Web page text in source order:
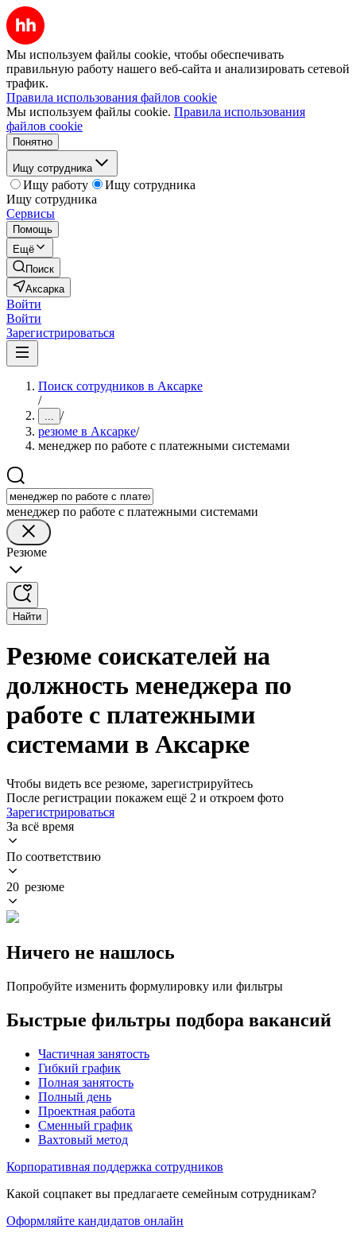
Мы используем файлы cookie, чтобы обеспечивать
правильную работу нашего веб-сайта и анализировать сетевой
трафик.
Правила использования файлов cookie
Мы используем файлы cookie. Правила использования
файлов cookie
Понятно
Ищу сотрудника
Ищу работу
Ищу сотрудника
Ищу сотрудника
Сервисы
Помощь
Ещё
Поиск
Аксарка
Войти
Войти
Зарегистрироваться
Поиск сотрудников в Аксарке
/
... /
резюме в Аксарке/
менеджер по работе с платежными системами
менеджер по работе с платежными системами
Резюме
Найти
Резюме соискателей на
должность менеджера по
работе с платежными
системами в Аксарке
Чтобы видеть все резюме, зарегистрируйтесь
После регистрации покажем ещё 2 и откроем фото
Зарегистрироваться
За всё время
По соответствию
20 резюме
Ничего не нашлось
Попробуйте изменить формулировку или фильтры
Быстрые фильтры подбора вакансий
Частичная занятость
Гибкий график
Полная занятость
Полный день
Проектная работа
Сменный график
Вахтовый метод
Корпоративная поддержка сотрудников
Какой соцпакет вы предлагаете семейным сотрудникам?
Оформляйте кандидатов онлайн